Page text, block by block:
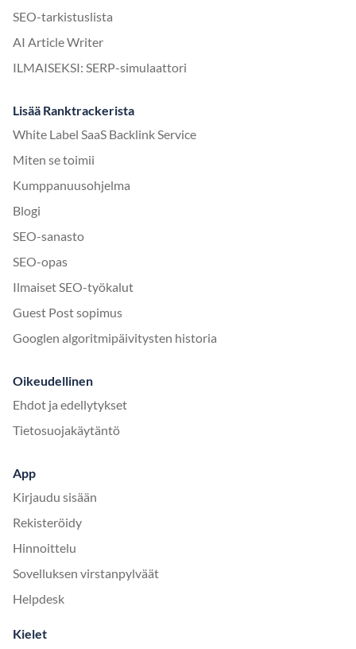
SEO-tarkistuslista
AI Article Writer
ILMAISEKSI: SERP-simulaattori
Lisää Ranktrackerista
White Label SaaS Backlink Service
Miten se toimii
Kumppanuusohjelma
Blogi
SEO-sanasto
SEO-opas
Ilmaiset SEO-työkalut
Guest Post sopimus
Googlen algoritmipäivitysten historia
Oikeudellinen
Ehdot ja edellytykset
Tietosuojakäytäntö
App
Kirjaudu sisään
Rekisteröidy
Hinnoittelu
Sovelluksen virstanpylväät
Helpdesk
Kielet